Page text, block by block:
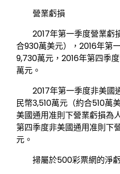
營業虧損
2017年第一季度營業虧
合930萬美元），2016年第
9,730萬元，2016年第四季
萬元。
2017年第一季度非美國
民幣3,510萬元（約合510萬
美國通用准則下營業虧損為
第四季度非美國通用准則下
元。
掃屬於500彩票網的淨